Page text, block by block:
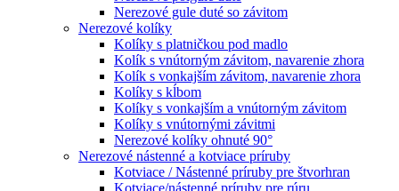
Nerezové gule duté so závitom
Nerezové kolíky
Kolíky s platničkou pod madlo
Kolík s vnútorným závitom, navarenie zhora
Kolík s vonkajším závitom, navarenie zhora
Kolíky s kĺbom
Kolíky s vonkajším a vnútorným závitom
Kolíky s vnútornými závitmi
Nerezové kolíky ohnuté 90°
Nerezové nástenné a kotviace príruby
Kotviace / Nástenné príruby pre štvorhran
Kotviace/nástenné príruby pre rúru